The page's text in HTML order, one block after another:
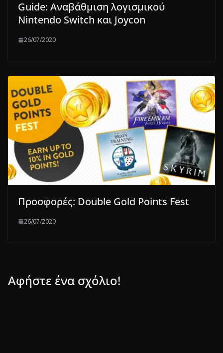
Guide: Αναβάθμιση λογισμικού
Nintendo Switch και Joycon
26/07/2020
Προσφορές: Double Gold Points Fest
26/07/2020
Αφήστε ένα σχόλιο!